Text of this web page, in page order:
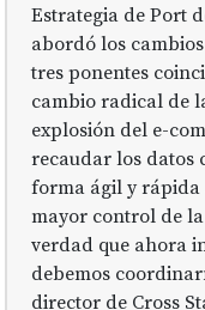
Estrategia de Port
abordó los
tres ponentes
cambio radical de
explosión del e-
recaudar los datos
forma ágil y rápida
mayor control de
verdad que ahora
debemos
director de Cross